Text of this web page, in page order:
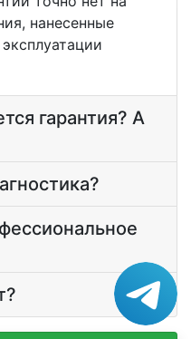
нанесенные
гарантия? А